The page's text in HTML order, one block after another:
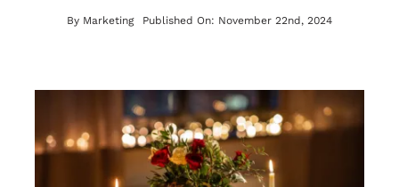
By Marketing Published On: November 22nd, 2024